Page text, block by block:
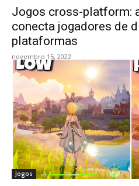
Jogos cross-platform:
conecta jogadores de
plataformas
novembro 15, 2022
Jogos